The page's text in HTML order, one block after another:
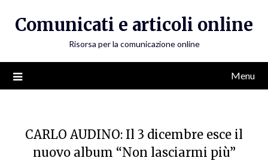
Comunicati e articoli online
Risorsa per la comunicazione online
Menu
CARLO AUDINO: Il 3 dicembre esce il
nuovo album “Non lasciarmi più”